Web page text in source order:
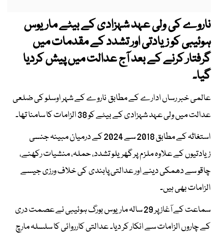
ناروے کی ولی عہد شہزادی کے بیٹے ماریوس
ہوئیبی کو زیادتی اور تشدد کے مقدمات میں
گرفتار کرنے کے بعد آج عدالت میں پیش کردیا
گیا۔
عالمی خبر رساں ادارے کے مطابق ناروے کے شہر اوسلو کی ضلعی
عدالت میں ولی عہد شہزادی کے بیٹے کو 38 الزامات کا سامنا تھا۔
استغاثہ کے مطابق 2018 سے 2024 کے درمیان مبینہ جنسی
زیادتیوں کے علاوہ ملزم پر گھریلو تشدد، حملہ، منشیات رکھنے،
چاقو سے دھمکی دینے اور عدالتی پابندی کی خلاف ورزی جیسے
الزامات بھی ہیں۔
سماعت کے آغاز پر 29 سالہ ماریوس بورگ ہوئیبی نے عصمت دری
کے چاروں الزامات سے انکار کر دیا۔ عدالتی کارروائی کا سلسلہ مارچ